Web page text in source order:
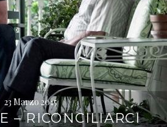
23 Marzo 2015
– RICONCILIARCI